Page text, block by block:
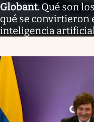
Globant.Qué son
qué se convirtieron
inteligencia